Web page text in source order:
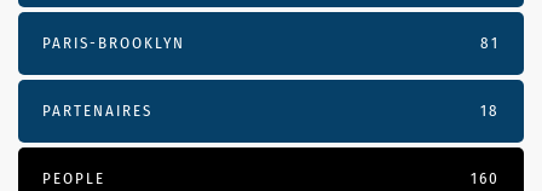
PARIS-BROOKLYN 81
PARTENAIRES 18
PEOPLE 160